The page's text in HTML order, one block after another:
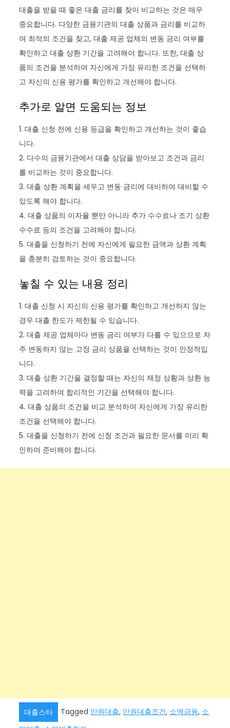
대출을 받을 때 좋은 대출 금리를 찾아 비교하는 것은 매우
중요합니다. 다양한 금융기관의 대출 상품과 금리를 비교하
여 최적의 조건을 찾고, 대출 제공 업체의 변동 금리 여부를
확인하고 대출 상환 기간을 고려해야 합니다. 또한, 대출 상
품의 조건을 분석하여 자신에게 가장 유리한 조건을 선택하
고 자신의 신용 평가를 확인하고 개선해야 합니다.
추가로 알면 도움되는 정보
1. 대출 신청 전에 신용 등급을 확인하고 개선하는 것이 좋습
니다.
2. 다수의 금융기관에서 대출 상담을 받아보고 조건과 금리
를 비교하는 것이 중요합니다.
3. 대출 상환 계획을 세우고 변동 금리에 대비하여 대비할 수
있도록 해야 합니다.
4. 대출 상품의 이자율 뿐만 아니라 추가 수수료나 조기 상환
수수료 등의 조건을 고려해야 합니다.
5. 대출을 신청하기 전에 자신에게 필요한 금액과 상환 계획
을 충분히 검토하는 것이 중요합니다.
놓칠 수 있는 내용 정리
1. 대출 신청 시 자신의 신용 평가를 확인하고 개선하지 않는
경우 대출 한도가 제한될 수 있습니다.
2. 대출 제공 업체마다 변동 금리 여부가 다를 수 있으므로 자
주 변동하지 않는 고정 금리 상품을 선택하는 것이 안정적입
니다.
3. 대출 상환 기간을 결정할 때는 자신의 재정 상황과 상환 능
력을 고려하여 합리적인 기간을 선택해야 합니다.
4. 대출 상품의 조건을 비교 분석하여 자신에게 가장 유리한
조건을 선택해야 합니다.
5. 대출을 신청하기 전에 신청 조건과 필요한 문서를 미리 확
인하여 준비해야 합니다.
대출스타 Tagged 만원대출, 만원대출조건, 소액금융, 소